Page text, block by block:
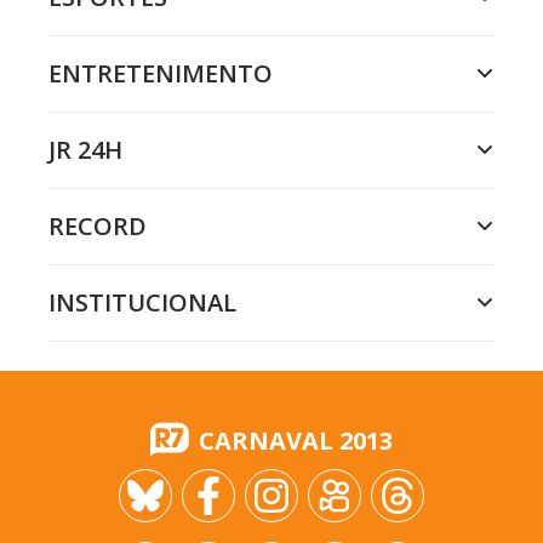
ENTRETENIMENTO
JR 24H
RECORD
INSTITUCIONAL
CARNAVAL 2013